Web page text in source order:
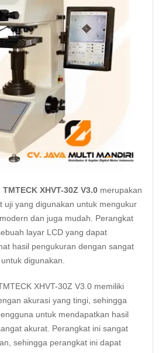
XHVT-30Z V3.0 merupakan
uji yang digunakan untuk mengukur
dan juga mudah. Perangkat
layar LCD yang dapat
hasil pengukuran dengan sangat
digunakan.
XHVT-30Z V3.0 memiliki
akurasi yang tingi, sehingga
untuk mendapatkan hasil
akurat. Perangkat ini sangat
sehingga perangkat ini dapat